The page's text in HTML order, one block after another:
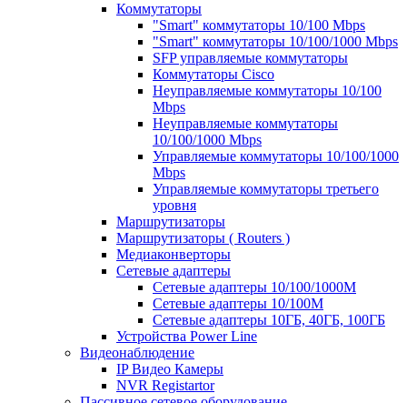
Коммутаторы
"Smart" коммутаторы 10/100 Mbps
"Smart" коммутаторы 10/100/1000 Mbps
SFP управляемые коммутаторы
Коммутаторы Cisco
Неуправляемые коммутаторы 10/100
Mbps
Неуправляемые коммутаторы
10/100/1000 Mbps
Управляемые коммутаторы 10/100/1000
Mbps
Управляемые коммутаторы третьего
уровня
Маршрутизаторы
Маршрутизаторы ( Routers )
Медиаконверторы
Сетевые адаптеры
Сетевые адаптеры 10/100/1000М
Сетевые адаптеры 10/100M
Сетевые адаптеры 10ГБ, 40ГБ, 100ГБ
Устройства Power Line
Видеонаблюдение
IP Видео Камеры
NVR Registartor